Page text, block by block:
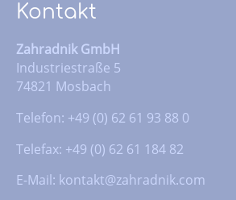
Kontakt
Zahradnik GmbH
Industriestraße 5
74821 Mosbach
Telefon: +49 (0) 62 61 93 88 0
Telefax: +49 (0) 62 61 184 82
E-Mail: kontakt@zahradnik.com